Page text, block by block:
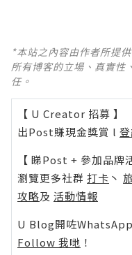
*本站之內容由作者所提
所有博客的立場、真實性
任。
【 U Creator 招募 】
出Post賺現金獎賞 l
【 睇Post + 參加品牌
瀏覽更多社群 打卡 丶
攻略及 活動情報
U Blog開咗WhatsApp
Follow 我哋 ！